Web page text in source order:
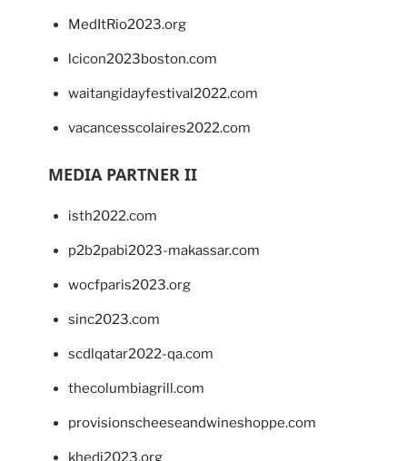
MedItRio2023.org
lcicon2023boston.com
waitangidayfestival2022.com
vacancesscolaires2022.com
MEDIA PARTNER II
isth2022.com
p2b2pabi2023-makassar.com
wocfparis2023.org
sinc2023.com
scdlqatar2022-qa.com
thecolumbiagrill.com
provisionscheeseandwineshoppe.com
khedi2023.org